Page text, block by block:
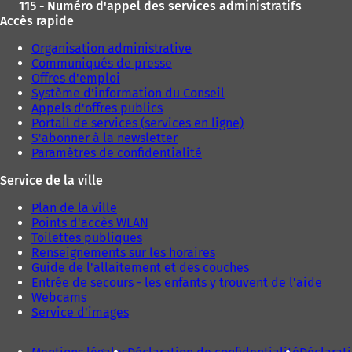
115 - Numéro d'appel des services administratifs
Accès rapide
Organisation administrative
Communiqués de presse
Offres d'emploi
Système d'information du Conseil
Appels d'offres publics
Portail de services (services en ligne)
S'abonner à la newsletter
Paramètres de confidentialité
Service de la ville
Plan de la ville
Points d'accès WLAN
Toilettes publiques
Renseignements sur les horaires
Guide de l'allaitement et des couches
Entrée de secours - les enfants y trouvent de l'aide
Webcams
Service d'images